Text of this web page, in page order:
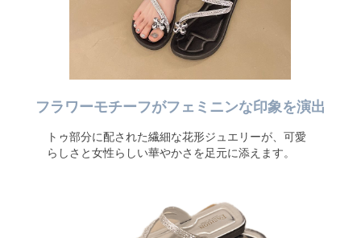
フラワーモチーフがフェミニンな印象を演出
トゥ部分に配された繊細な花形ジュエリーが、可愛
らしさと女性らしい華やかさを足元に添えます。